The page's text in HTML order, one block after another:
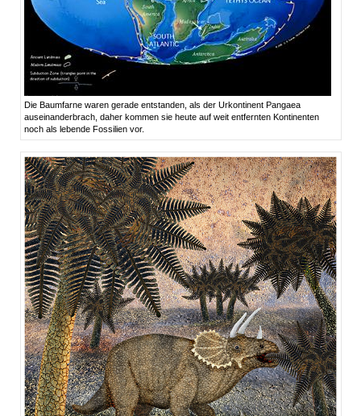
Die Baumfarne waren gerade entstanden, als der Urkontinent Pangaea
auseinanderbrach, daher kommen sie heute auf weit entfernten Kontinenten
noch als lebende Fossilien vor.